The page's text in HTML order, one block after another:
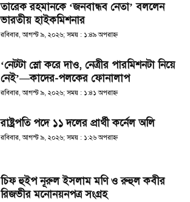
তারেক রহমানকে ‘জনবান্ধব নেতা’ বললেন
ভারতীয় হাইকমিশনার
রবিবার, আগস্ট ৯, ২০২৬; সময় : ১:৪৯ অপরাহ্ণ
‘নেটটা স্লো করে দাও, নেত্রীর পারমিশনটা নিয়ে
নেই’—কাদের-পলকের ফোনালাপ
রবিবার, আগস্ট ৯, ২০২৬; সময় : ১:৪১ অপরাহ্ণ
রাষ্ট্রপতি পদে ১১ দলের প্রার্থী কর্নেল অলি
রবিবার, আগস্ট ৯, ২০২৬; সময় : ১:২৬ অপরাহ্ণ
চিফ হুইপ নূরুল ইসলাম মণি ও রুহুল কবীর
রিজভীর মনোনয়নপত্র সংগ্রহ